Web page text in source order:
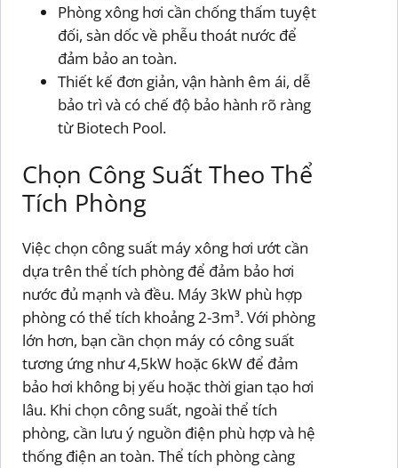
Phòng xông hơi cần chống thấm tuyệt
đối, sàn dốc về phễu thoát nước để
đảm bảo an toàn.
Thiết kế đơn giản, vận hành êm ái, dễ
bảo trì và có chế độ bảo hành rõ ràng
từ Biotech Pool.
Chọn Công Suất Theo Thể
Tích Phòng
Việc chọn công suất máy xông hơi ướt cần
dựa trên thể tích phòng để đảm bảo hơi
nước đủ mạnh và đều. Máy 3kW phù hợp
phòng có thể tích khoảng 2-3m³. Với phòng
lớn hơn, bạn cần chọn máy có công suất
tương ứng như 4,5kW hoặc 6kW để đảm
bảo hơi không bị yếu hoặc thời gian tạo hơi
lâu. Khi chọn công suất, ngoài thể tích
phòng, cần lưu ý nguồn điện phù hợp và hệ
thống điện an toàn. Thể tích phòng càng